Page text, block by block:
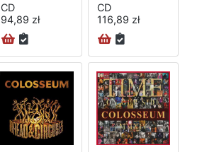
CD
94,89 zł
CD
116,89 zł